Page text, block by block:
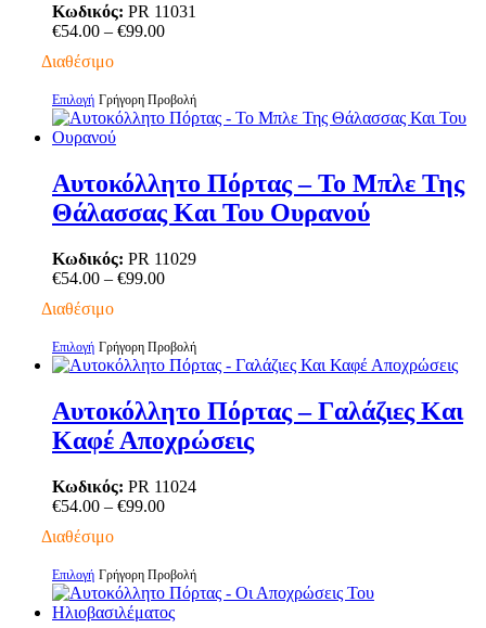
επιλογές
μπορούν
επιλεγούν
στη
σελίδα
του
προϊόντος
Κωδικός: PR 11031
€54.00 – €99.00Price
€99.00
Διαθέσιμο
Επιλογή Αυτό
το
προϊόν
πολλαπλές
παραλλαγές.
Οι
μπορούν
να
στη
του
προϊόντος
Γρήγορη Προβολή
Αυτοκόλλητο Πόρτας – Το Μπλε Της
Θάλασσας Και Του Ουρανού
Κωδικός: PR 11029
€54.00 – €99.00Price
€99.00
Διαθέσιμο
Επιλογή Αυτό
το
πολλαπλές
παραλλαγές.
επιλογές
μπορούν
επιλεγούν
σελίδα
του
προϊόντος
Γρήγορη Προβολή
Αυτοκόλλητο Πόρτας – Γαλάζιες Και
Καφέ Αποχρώσεις
Κωδικός: PR 11024
€54.00 – €99.00Price
€99.00
Διαθέσιμο
Επιλογή Αυτό
το
προϊόν
Γρήγορη Προβολή